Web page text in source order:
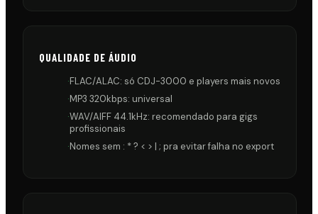
QUALIDADE DE ÁUDIO
·FLAC/ALAC: só CDJ-3000 e players mais novos
·MP3 320kbps: universal
·WAV/AIFF 44.1kHz: recomendado para gigs
profissionais
·Nomes sem : * ? < > | ; pra evitar falha no export